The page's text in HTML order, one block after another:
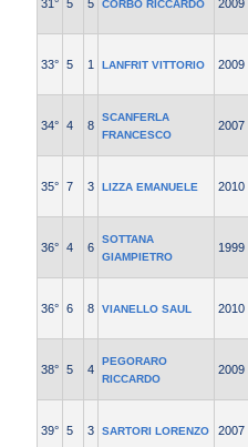
31° 5 5 CORBO RICCARDO 2009
33° 5 1 LANFRIT VITTORIO 2009
34° 4 8
SCANFERLA
FRANCESCO
2007
35° 7 3 LIZZA EMANUELE 2010
36° 4 6
SOTTANA
GIAMPIETRO
1999
36° 6 8 VIANELLO SAUL 2010
38° 5 4
PEGORARO
RICCARDO
2009
39° 5 3 SARTORI LORENZO 2007